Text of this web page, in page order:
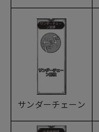
サンダーチェーン